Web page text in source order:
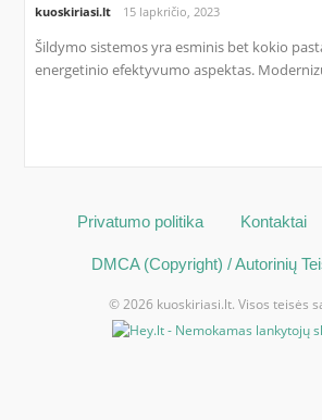
kuoskiriasi.lt 15 lapkričio, 2023
Šildymo sistemos yra esminis bet kokio
energetinio efektyvumo aspektas.
Privatumo politika Kontaktai
DMCA (Copyright) / Autorinių
© 2026 kuoskiriasi.lt. Visos teisės